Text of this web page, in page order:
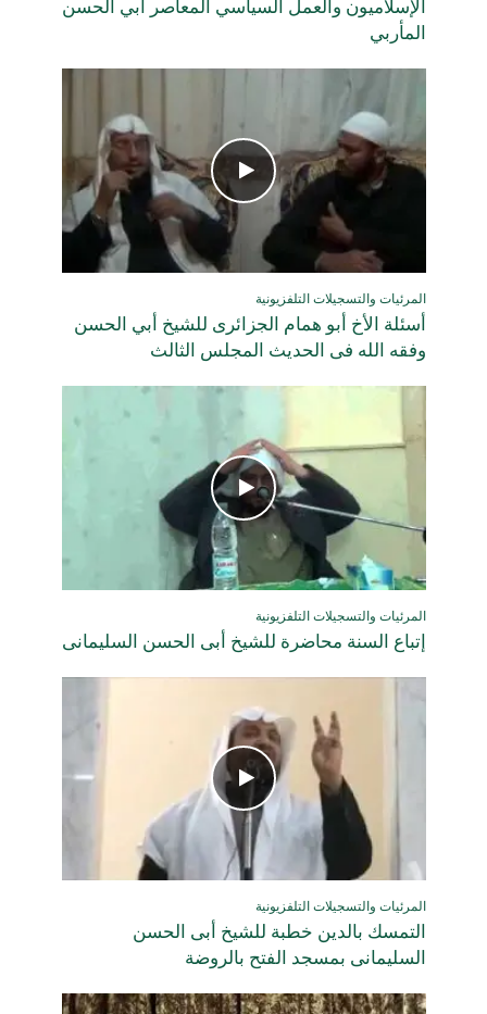
الإسلاميون والعمل السياسي المعاصر أبي الحسن
المأربي
المرئيات والتسجيلات التلفزيونية
أسئلة الأخ أبو همام الجزائرى للشيخ أبي الحسن
وفقه الله فى الحديث المجلس الثالث
المرئيات والتسجيلات التلفزيونية
إتباع السنة محاضرة للشيخ أبى الحسن السليمانى
المرئيات والتسجيلات التلفزيونية
التمسك بالدين خطبة للشيخ أبى الحسن
السليمانى بمسجد الفتح بالروضة